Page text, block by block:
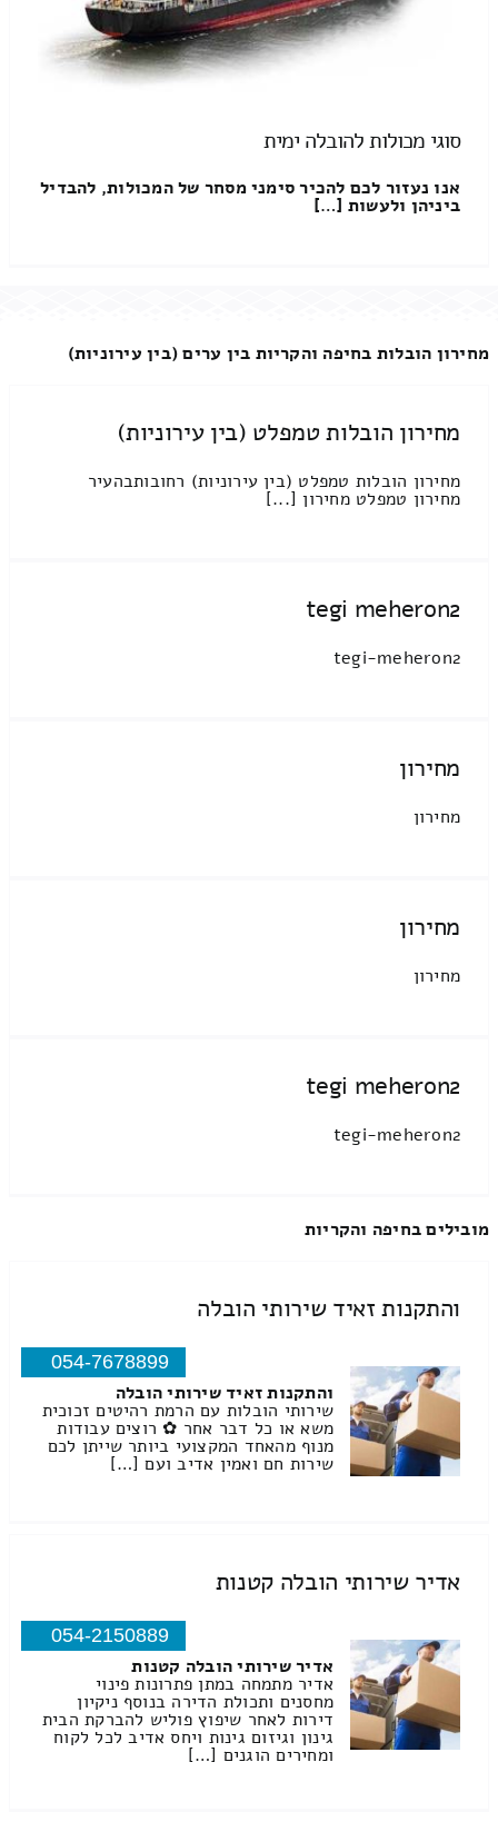
סוגי מכולות להובלה ימית
אנו נעזור לכם להכיר סימני מסחר של המכולות, להבדיל
ביניהן ולעשות […]
מחירון הובלות בחיפה והקריות בין ערים (בין עירוניות)
מחירון הובלות טמפלט (בין עירוניות)
מחירון הובלות טמפלט (בין עירוניות) רחובותבהעיר
מחירון טמפלט מחירון [...]
tegi meheron2
tegi-meheron2
מחירון
מחירון
מחירון
מחירון
tegi meheron2
tegi-meheron2
מובילים בחיפה והקריות
והתקנות זאיד שירותי הובלה
054-7678899
והתקנות זאיד שירותי הובלה
שירותי הובלות עם הרמת רהיטים זכוכית
משא או כל דבר אחר ✿ רוצים עבודות
מנוף מהאחד המקצועי ביותר שייתן לכם
שירות חם ואמין אדיב ועם […]
אדיר שירותי הובלה קטנות
054-2150889
אדיר שירותי הובלה קטנות
אדיר מתמחה במתן פתרונות פינוי
מחסנים ותכולת הדירה בנוסף ניקיון
דירות לאחר שיפוץ פוליש להברקת הבית
גינון וגיזום גינות ויחס אדיב לכל לקוח
ומחירים הוגנים […]